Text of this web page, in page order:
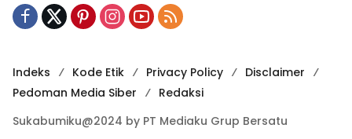
Indeks Kode Etik Privacy Policy
Disclaimer
Pedoman Media Siber
Redaksi
Sukabumiku@2024 by PT Mediaku Grup Bersatu